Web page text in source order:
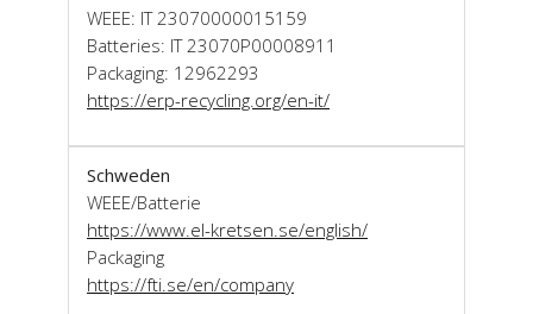
WEEE: IT 23070000015159
Batteries: IT 23070P00008911
Packaging: 12962293
https://erp-recycling.org/en-it/
Schweden
WEEE/Batterie
https://www.el-kretsen.se/english/
Packaging
https://fti.se/en/company